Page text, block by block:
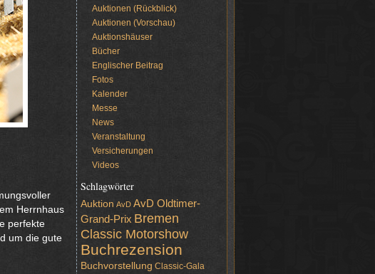
Herrnhaus
perfekte
um die gute
Auktionen (Rückblick)
Auktionen (Vorschau)
Auktionshäuser
Bücher
Englischer Beitrag
Fotos
Kalender
Messe
News
Veranstaltung
Versicherungen
Videos
Schlagwörter
Auktion AvD AvD Oldtimer-
Grand-Prix Bremen
Classic Motorshow
Buchrezension
Buchvorstellung Classic-Gala